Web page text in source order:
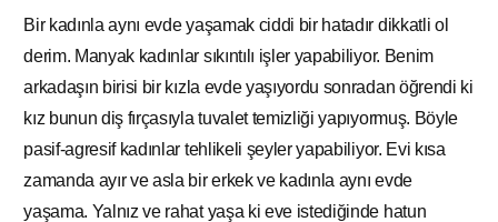
Bir kadınla aynı evde yaşamak ciddi bir hatadır dikkatli ol
derim. Manyak kadınlar sıkıntılı işler yapabiliyor. Benim
arkadaşın birisi bir kızla evde yaşıyordu sonradan öğrendi ki
kız bunun diş fırçasıyla tuvalet temizliği yapıyormuş. Böyle
pasif-agresif kadınlar tehlikeli şeyler yapabiliyor. Evi kısa
zamanda ayır ve asla bir erkek ve kadınla aynı evde
yaşama. Yalnız ve rahat yaşa ki eve istediğinde hatun